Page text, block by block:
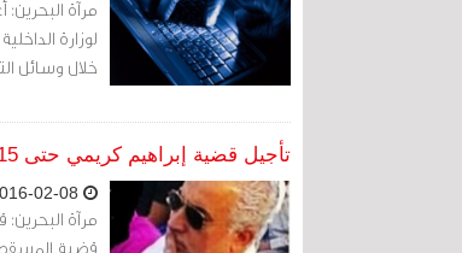
مرآة البحرين:
لوزارة
خلال وسائل
تأجيل قضية إبراهيم كريمي حتى 15 فبراير لاستدعاء شاهد إثبات
مرآة